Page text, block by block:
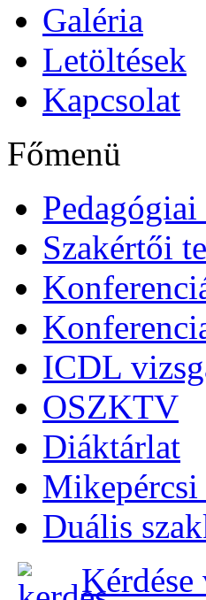
Galéria
Letöltések
Kapcsolat
Főmenü
Szakértői
ICDL
OSZKTV
Diáktárlat
Duális
Kérdése